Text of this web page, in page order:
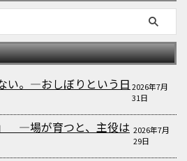
い。—おしぼりという日 2026年7月
31日
」 —場が育つと、主役は 2026年7月
29日